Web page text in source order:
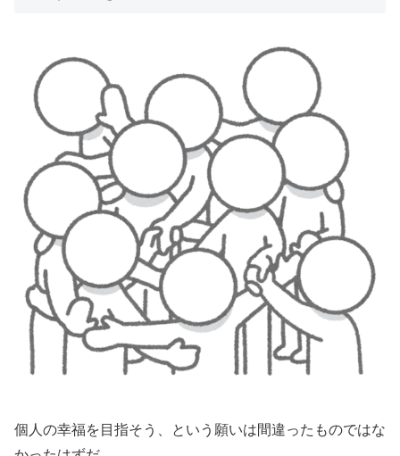
個人の幸福を目指そう、という願いは間違ったものではな